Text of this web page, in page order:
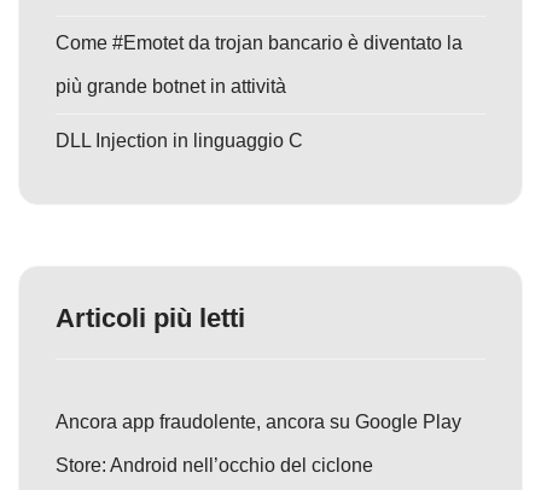
Come #Emotet da trojan bancario è diventato la
più grande botnet in attività
DLL Injection in linguaggio C
Articoli più letti
Ancora app fraudolente, ancora su Google Play
Store: Android nell’occhio del ciclone